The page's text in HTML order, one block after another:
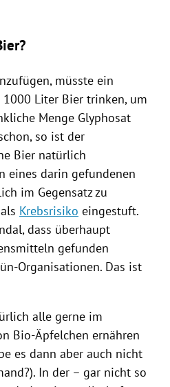
müsste ein
1000 Liter Bier trinken, um
Menge Glyphosat
so ist der
Bier natürlich
eines darin gefundenen
im Gegensatz zu
Krebsrisiko eingestuft.
dass überhaupt
gefunden
Organisationen. Das ist
alle gerne im
Bio-Äpfelchen ernähren
es dann aber auch nicht
In der – gar nicht so